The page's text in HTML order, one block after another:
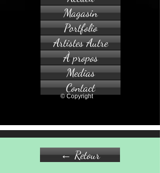
Magasin
Portfolio
Artistes Autre
À propos
Medias
Contact
© Copyright
← Retour